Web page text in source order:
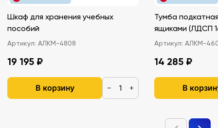
Шкаф для хранения учебных
пособий
Артикул: АЛКМ-4808
19 195 ₽
В корзину − +
Тумба
ящиками
Артикул: АЛКМ-
14 285 ₽
В